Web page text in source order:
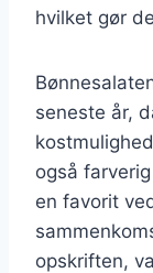
hvilket gør
seneste år,
også
en favorit
opskriften,